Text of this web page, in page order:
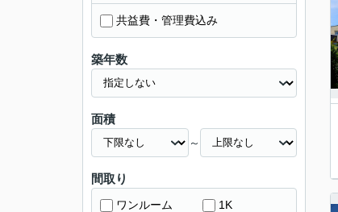
共益費・管理費込み
築年数
面積
～
間取り
ワンルーム 1K